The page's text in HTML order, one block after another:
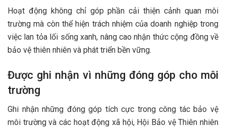
Hoạt động không chỉ góp phần cải thiện cảnh quan môi
trường mà còn thể hiện trách nhiệm của doanh nghiệp trong
việc lan tỏa lối sống xanh, nâng cao nhận thức cộng đồng về
bảo vệ thiên nhiên và phát triển bền vững.
Được ghi nhận vì những đóng góp cho môi
trường
Ghi nhận những đóng góp tích cực trong công tác bảo vệ
môi trường và các hoạt động xã hội, Hội Bảo vệ Thiên nhiên